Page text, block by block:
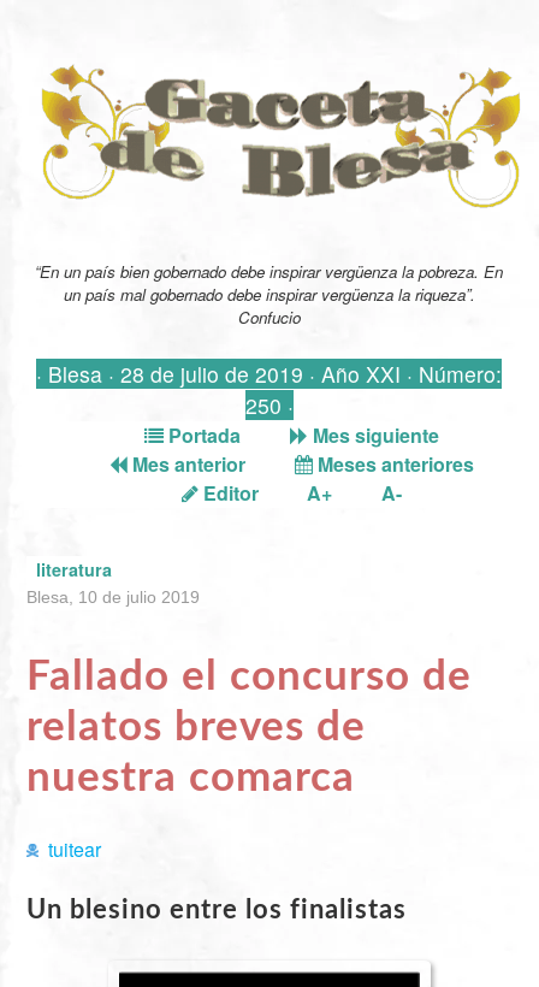
“En un país bien gobernado debe inspirar vergüenza la pobreza. En
un país mal gobernado debe inspirar vergüenza la riqueza”.
Confucio
· Blesa · 28 de julio de 2019 · Año XXI · Número:
250 ·
Portada
Mes siguiente
Mes anterior
Meses anteriores
Editor
A+ A-
literatura
Blesa, 10 de julio 2019
Fallado el concurso de
relatos breves de
nuestra comarca
tuitear
Un blesino entre los finalistas